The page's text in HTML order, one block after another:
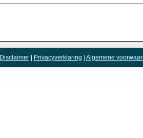
Disclaimer| Privacyverklaring Algemene